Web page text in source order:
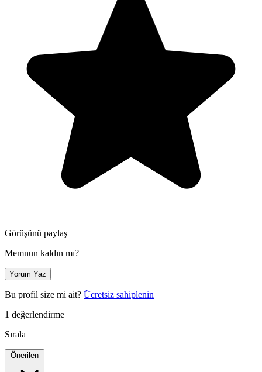
Görüşünü paylaş
Memnun kaldın mı?
Yorum Yaz
Bu profil size mi ait? Ücretsiz sahiplenin
1 değerlendirme
Sırala